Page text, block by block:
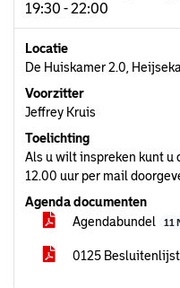
19:30 - 22:00
Locatie
De Huiskamer 2.0,
Voorzitter
Jeffrey Kruis
Toelichting
Als u wilt inspreken kunt
12.00 uur per mail
Agenda documenten
Agendabundel
11
0125